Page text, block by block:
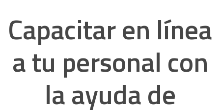
Capacitar en línea
a tu personal con
la ayuda de